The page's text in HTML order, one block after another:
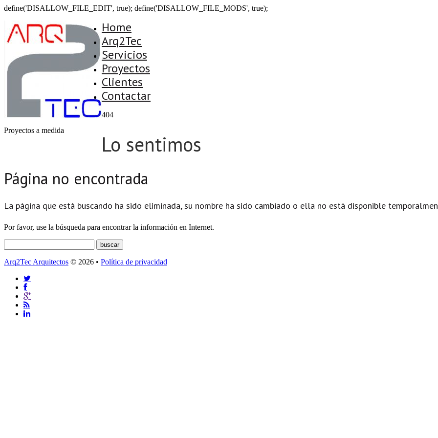
define('DISALLOW_FILE_EDIT', true); define('DISALLOW_FILE_MODS', true);
Proyectos a medida
Home
Arq2Tec
Servicios
Proyectos
Clientes
Contactar
404
Lo sentimos
Página no encontrada
La página que está buscando ha sido eliminada, su nombre ha sido cambiado o ella no está disponible
Por favor, use la búsqueda para encontrar la información en Internet.
Arq2Tec Arquitectos © 2026 • Política de privacidad